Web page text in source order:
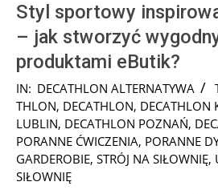
Styl sportowy
– jak stworzyć
produktami eButik?
2025-
05-
18
IN: DECATHLON ALTERNATYWA
THLON, DECATHLON, DECATHLON
LUBLIN, DECATHLON POZNAŃ,
PORANNE ĆWICZENIA, PORANNE
GARDEROBIE, STRÓJ NA SIŁOWNIĘ,
SIŁOWNIĘ